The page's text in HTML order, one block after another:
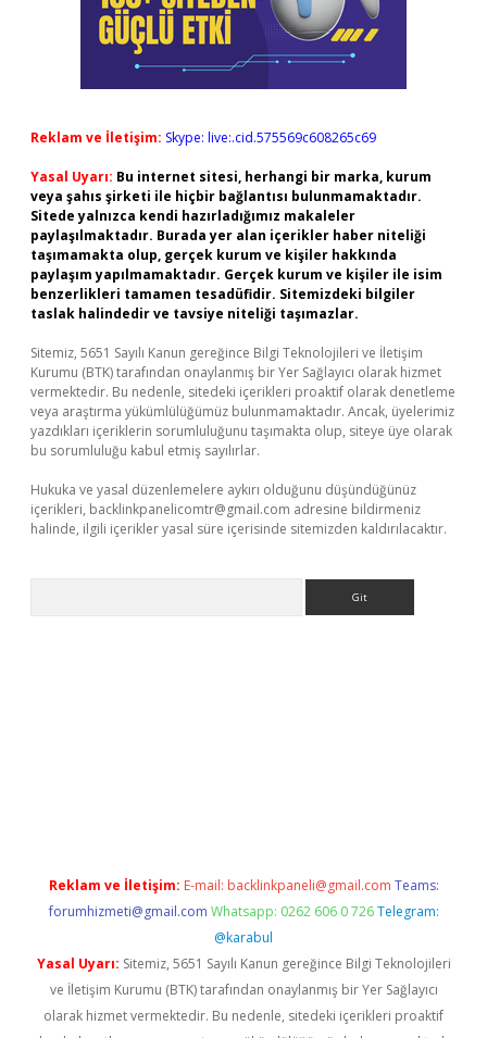
Reklam ve İletişim: Skype: live:.cid.575569c608265c69
Yasal Uyarı: Bu internet sitesi, herhangi bir marka, kurum
veya şahıs şirketi ile hiçbir bağlantısı bulunmamaktadır.
Sitede yalnızca kendi hazırladığımız makaleler
paylaşılmaktadır. Burada yer alan içerikler haber niteliği
taşımamakta olup, gerçek kurum ve kişiler hakkında
paylaşım yapılmamaktadır. Gerçek kurum ve kişiler ile isim
benzerlikleri tamamen tesadüfidir. Sitemizdeki bilgiler
taslak halindedir ve tavsiye niteliği taşımazlar.
Sitemiz, 5651 Sayılı Kanun gereğince Bilgi Teknolojileri ve İletişim
Kurumu (BTK) tarafından onaylanmış bir Yer Sağlayıcı olarak hizmet
vermektedir. Bu nedenle, sitedeki içerikleri proaktif olarak denetleme
veya araştırma yükümlülüğümüz bulunmamaktadır. Ancak, üyelerimiz
yazdıkları içeriklerin sorumluluğunu taşımakta olup, siteye üye olarak
bu sorumluluğu kabul etmiş sayılırlar.
Hukuka ve yasal düzenlemelere aykırı olduğunu düşündüğünüz
içerikleri, backlinkpanelicomtr@gmail.com adresine bildirmeniz
halinde, ilgili içerikler yasal süre içerisinde sitemizden kaldırılacaktır.
Reklam ve İletişim: E-mail: backlinkpaneli@gmail.com Teams:
forumhizmeti@gmail.com Whatsapp: 0262 606 0 726 Telegram:
@karabul
Yasal Uyarı: Sitemiz, 5651 Sayılı Kanun gereğince Bilgi Teknolojileri
ve İletişim Kurumu (BTK) tarafından onaylanmış bir Yer Sağlayıcı
olarak hizmet vermektedir. Bu nedenle, sitedeki içerikleri proaktif